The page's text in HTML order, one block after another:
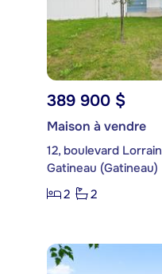
389 900 $
Maison à vendre
12, boulevard Lorrain
Gatineau (Gatineau)
2
2